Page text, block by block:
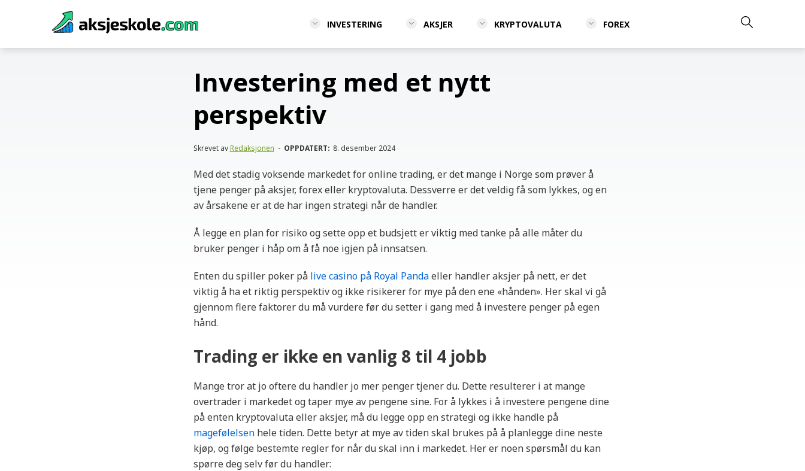
content
INVESTERING AKSJER KRYPTOVALUTA FOREX
Investering med et nytt
perspektiv
Skrevet avRedaksjonen - OPPDATERT: 8. desember 2024
Med det stadig voksende markedet for online trading, er det mange i Norge som prøver å
tjene penger på aksjer, forex eller kryptovaluta. Dessverre er det veldig få som lykkes, og en
av årsakene er at de har ingen strategi når de handler.
Å legge en plan for risiko og sette opp et budsjett er viktig med tanke på alle måter du
bruker penger i håp om å få noe igjen på innsatsen.
Enten du spiller poker på live casino på Royal Pandaeller handler aksjer på nett, er det
viktig å ha et riktig perspektiv og ikke risikerer for mye på den ene «hånden». Her skal vi gå
gjennom flere faktorer du må vurdere før du setter i gang med å investere penger på egen
hånd.
Trading er ikke en vanlig 8 til 4 jobb
Mange tror at jo oftere du handler jo mer penger tjener du. Dette resulterer i at mange
overtrader i markedet og taper mye av pengene sine. For å lykkes i å investere pengene dine
på enten kryptovaluta eller aksjer, må du legge opp en strategi og ikke handle på
magefølelsenhele tiden. Dette betyr at mye av tiden skal brukes på å planlegge dine neste
kjøp, og følge bestemte regler for når du skal inn i markedet. Her er noen spørsmål du kan
spørre deg selv før du handler: